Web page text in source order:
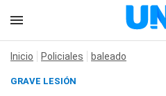
Inicio Policiales baleado
GRAVE LESIÓN